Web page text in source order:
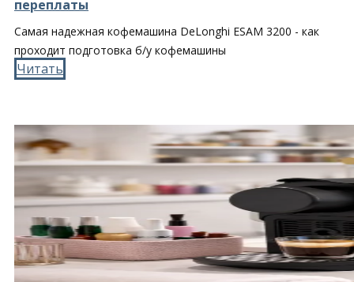
переплаты
Самая надежная кофемашина DeLonghi ESAM 3200 - как
проходит подготовка б/у кофемашины
Читать​